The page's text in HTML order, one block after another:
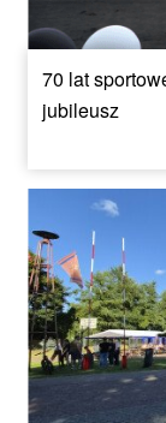
70 lat
jubileusz